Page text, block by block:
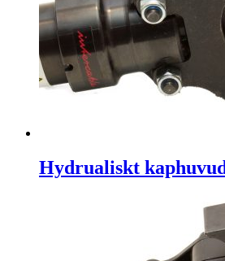
Hydrualiskt kaphuvud